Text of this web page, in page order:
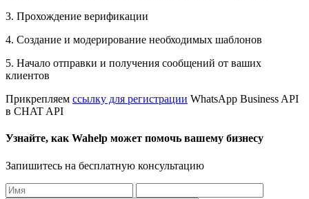
3. Прохождение верификации
4. Создание и модерирование необходимых шаблонов
5. Начало отправки и получения сообщений от ваших
клиентов
Прикрепляем ссылку для регистрации WhatsApp Business API
в CHAT API
Узнайте, как Wahelp может помочь вашему бизнесу
Запишитесь на бесплатную консультацию